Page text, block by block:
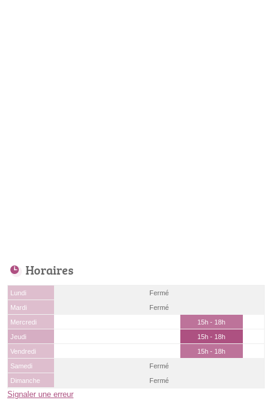
Horaires
Lundi
Fermé
Mardi
Fermé
Mercredi
15h - 18h
Jeudi
15h - 18h
Vendredi
15h - 18h
Samedi
Fermé
Dimanche
Fermé
Signaler une erreur